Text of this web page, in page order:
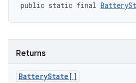
public static final
Returns
BatteryState[]